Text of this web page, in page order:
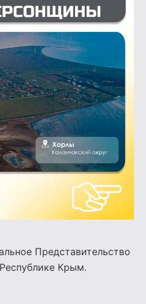
Представительство
Крым.